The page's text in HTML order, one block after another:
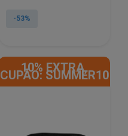
original
atual
-53%
10% EXTRA,
CUPÃO: SUMMER10